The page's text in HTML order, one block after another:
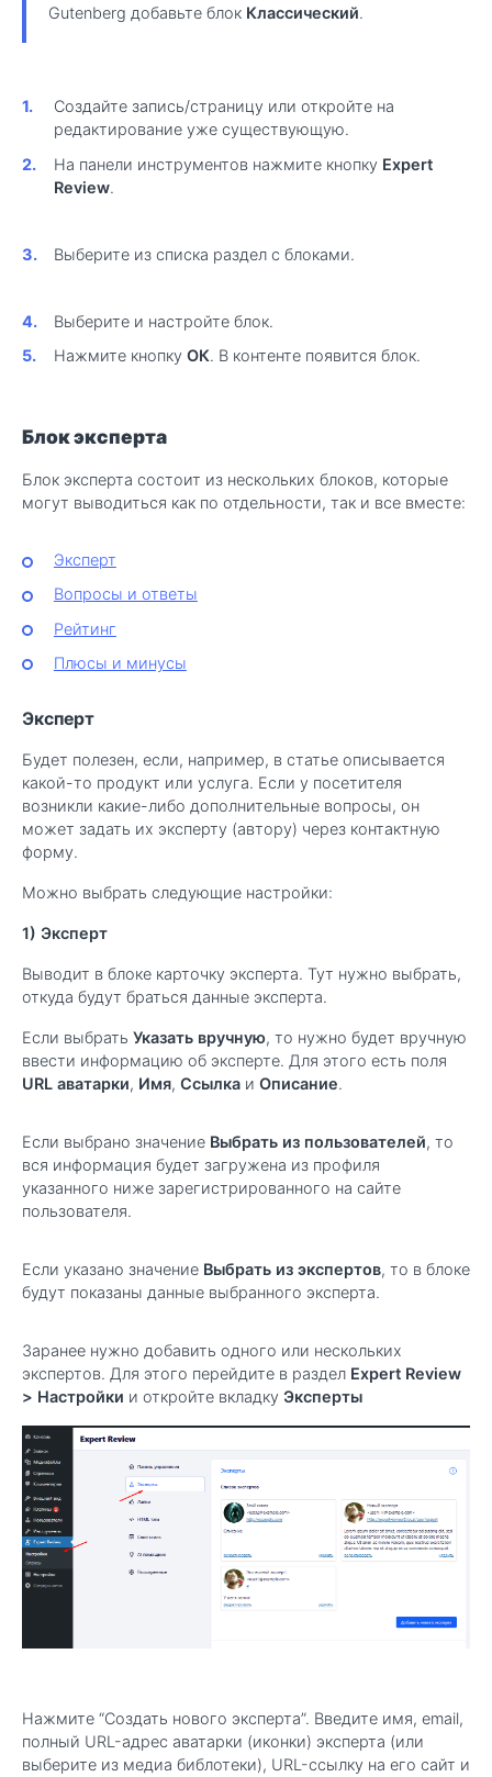
Gutenberg добавьте блок Классический.
Создайте запись/страницу или откройте на
редактирование уже существующую.
На панели инструментов нажмите кнопку Expert
Review.
Выберите из списка раздел с блоками.
Выберите и настройте блок.
Нажмите кнопку ОК. В контенте появится блок.
Блок эксперта
Блок эксперта состоит из нескольких блоков, которые
могут выводиться как по отдельности, так и все вместе:
Эксперт
Вопросы и ответы
Рейтинг
Плюсы и минусы
Эксперт
Будет полезен, если, например, в статье описывается
какой-то продукт или услуга. Если у посетителя
возникли какие-либо дополнительные вопросы, он
может задать их эксперту (автору) через контактную
форму.
Можно выбрать следующие настройки:
1) Эксперт
Выводит в блоке карточку эксперта. Тут нужно выбрать,
откуда будут браться данные эксперта.
Если выбрать Указать вручную, то нужно будет вручную
ввести информацию об эксперте. Для этого есть поля
URL аватарки, Имя, Ссылка и Описание.
Если выбрано значение Выбрать из пользователей, то
вся информация будет загружена из профиля
указанного ниже зарегистрированного на сайте
пользователя.
Если указано значение Выбрать из экспертов, то в блоке
будут показаны данные выбранного эксперта.
Заранее нужно добавить одного или нескольких
экспертов. Для этого перейдите в раздел Expert Review
> Настройки и откройте вкладку Эксперты
Нажмите “Создать нового эксперта”. Введите имя, email,
полный URL-адрес аватарки (иконки) эксперта (или
выберите из медиа библотеки), URL-ссылку на его сайт и